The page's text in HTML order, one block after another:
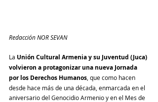
Redacción NOR SEVAN
La Unión Cultural Armenia y su Juventud (Juca)
volvieron a protagonizar una nueva Jornada
por los Derechos Humanos , que como hacen
desde hace más de una década, enmarcada en el
aniversario del Genocidio Armenio y en el Mes de